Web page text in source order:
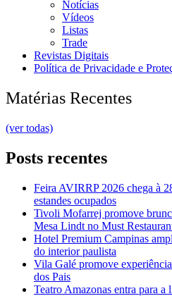
Notícias
Vídeos
Listas
Trade
Revistas Digitais
Política de Privacidade e
Matérias Recentes
(ver todas)
Posts recentes
Feira AVIRRP 2026 chega à
estandes ocupados
Tivoli Mofarrej promove
Mesa Lindt no Must
Hotel Premium Campinas
do interior paulista
Vila Galé promove
dos Pais
Teatro Amazonas entra para